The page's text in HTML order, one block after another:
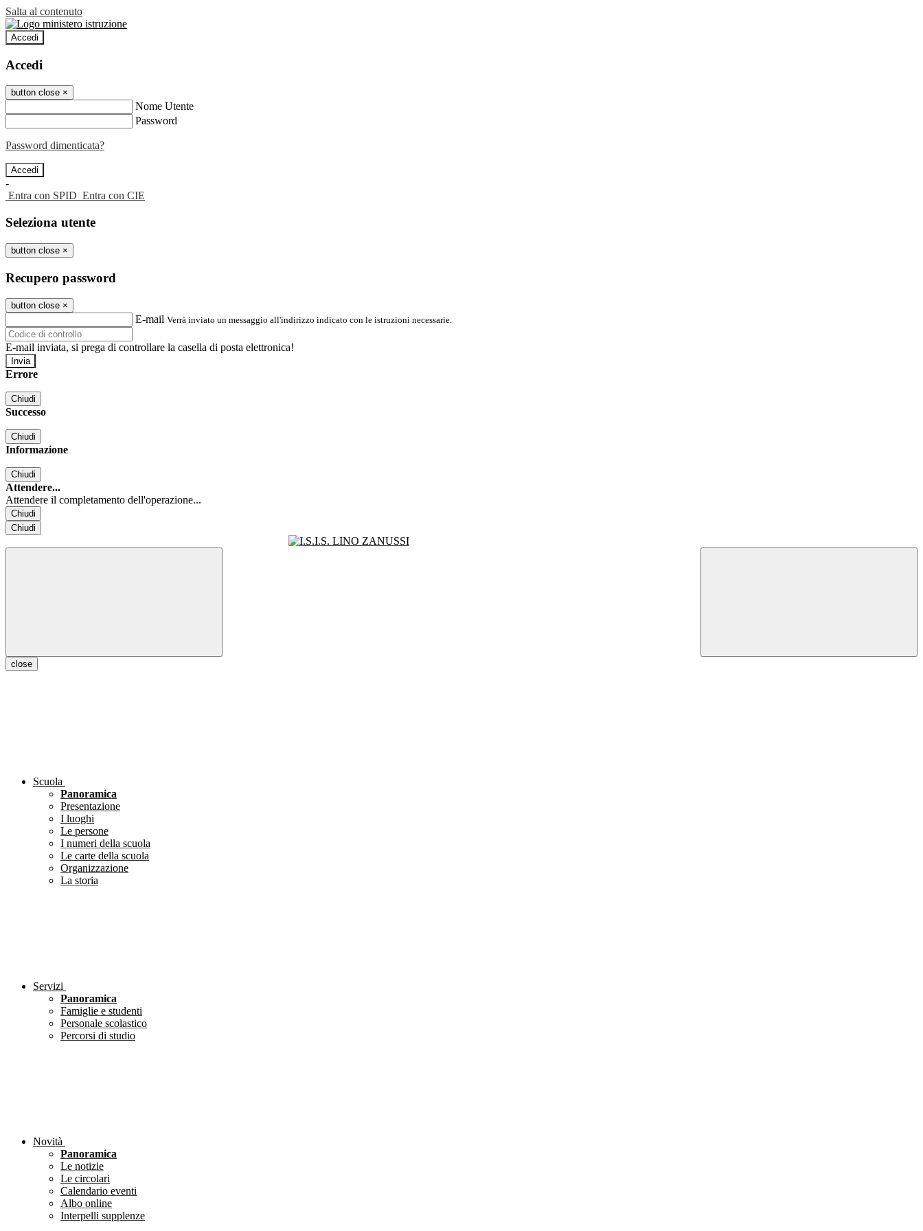
Salta al contenuto
Accedi
Accedi
button close ×
Nome Utente
Password
Password dimenticata?
-
Entra con SPID Entra con CIE
Seleziona utente
button close ×
Recupero password
button close ×
E-mail Verrà inviato un messaggio all'indirizzo indicato con le istruzioni necessarie.
E-mail inviata, si prega di controllare la casella di posta elettronica!
Errore
Chiudi
Successo
Chiudi
Informazione
Chiudi
Attendere...
Attendere il completamento dell'operazione...
Chiudi
Chiudi
close
Scuola
Panoramica
Presentazione
I luoghi
Le persone
I numeri della scuola
Le carte della scuola
Organizzazione
La storia
Servizi
Panoramica
Famiglie e studenti
Personale scolastico
Percorsi di studio
Novità
Panoramica
Le notizie
Le circolari
Calendario eventi
Albo online
Interpelli supplenze